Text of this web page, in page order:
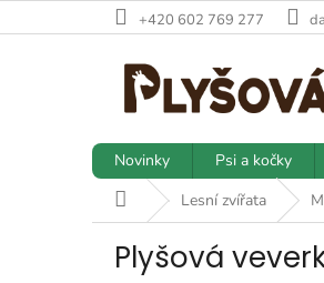
na
+420 602 769 277
Novinky Psi a kočky
Domů Lesní zvířata
Plyšová